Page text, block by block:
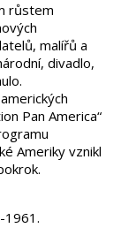
růstem
malířů a
divadlo,
Pan America“
Ameriky vznikl
1961.